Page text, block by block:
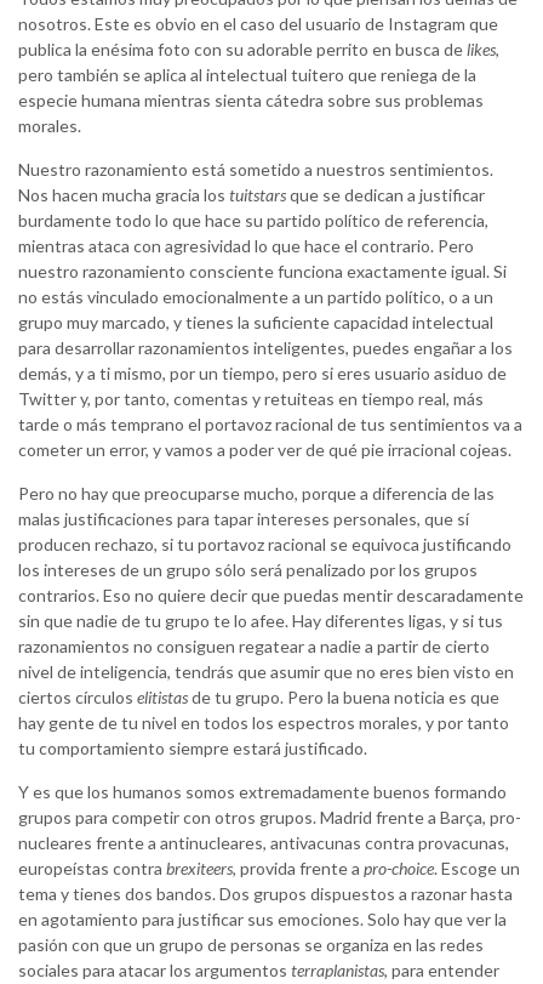
nosotros. Este es obvio en el caso del usuario de Instagram que
publica la enésima foto con su adorable perrito en busca delikes,
pero también se aplica al intelectual tuitero que reniega de la
especie humana mientras sienta cátedra sobre sus problemas
morales.
Nuestro razonamiento está sometido a nuestros sentimientos.
Nos hacen mucha gracia los tuitstarsque se dedican a justificar
burdamente todo lo que hace su partido político de referencia,
mientras ataca con agresividad lo que hace el contrario. Pero
nuestro razonamiento consciente funciona exactamente igual. Si
no estás vinculado emocionalmente a un partido político, o a un
grupo muy marcado, y tienes la suficiente capacidad intelectual
para desarrollar razonamientos inteligentes, puedes engañar a los
demás, y a ti mismo, por un tiempo, pero si eres usuario asiduo de
Twitter y, por tanto, comentas y retuiteas en tiempo real, más
tarde o más temprano el portavoz racional de tus sentimientos va a
cometer un error, y vamos a poder ver de qué pie irracional cojeas.
Pero no hay que preocuparse mucho, porque a diferencia de las
malas justificaciones para tapar intereses personales, que sí
producen rechazo, si tu portavoz racional se equivoca justificando
los intereses de un grupo sólo será penalizado por los grupos
contrarios. Eso no quiere decir que puedas mentir descaradamente
sin que nadie de tu grupo te lo afee. Hay diferentes ligas, y si tus
razonamientos no consiguen regatear a nadie a partir de cierto
nivel de inteligencia, tendrás que asumir que no eres bien visto en
ciertos círculos elitistasde tu grupo. Pero la buena noticia es que
hay gente de tu nivel en todos los espectros morales, y por tanto
tu comportamiento siempre estará justificado.
Y es que los humanos somos extremadamente buenos formando
grupos para competir con otros grupos. Madrid frente a Barça, pro-
nucleares frente a antinucleares, antivacunas contra provacunas,
europeístas contra brexiteers, provida frente a pro-choice. Escoge un
tema y tienes dos bandos. Dos grupos dispuestos a razonar hasta
en agotamiento para justificar sus emociones. Solo hay que ver la
pasión con que un grupo de personas se organiza en las redes
sociales para atacar los argumentos terraplanistas, para entender